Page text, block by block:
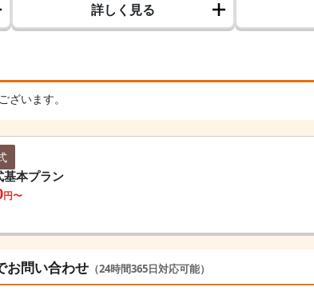
います。
基本プラン
円〜
お問い合わせ （24時間365日対応可能）
詳しく見る